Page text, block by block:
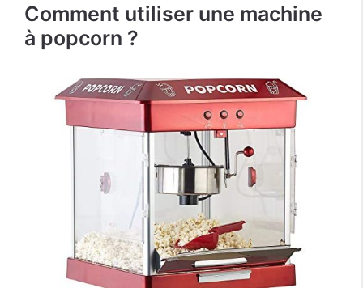
Comment utiliser une machine
à popcorn ?